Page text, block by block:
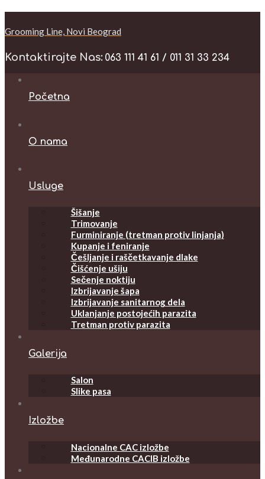
Grooming Line, Novi Beograd
Kontaktirajte Nas: 063 111 41 61 / 011 31 33 234
Početna
O nama
Usluge
Šišanje
Trimovanje
Furminiranje (tretman protiv linjanja)
Kupanje i feniranje
Češljanje i raščetkavanje dlake
Čišćenje ušiju
Sečenje noktiju
Izbrijavanje šapa
Izbrijavanje sanitarnog dela
Uklanjanje postojećih parazita
Tretman protiv parazita
Galerija
Salon
Slike pasa
Izložbe
Nacionalne CAC izložbe
Međunarodne CACIB izložbe